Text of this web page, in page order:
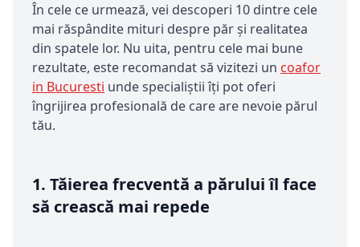
În cele ce urmează, vei descoperi 10 dintre cele
mai răspândite mituri despre păr și realitatea
din spatele lor. Nu uita, pentru cele mai bune
rezultate, este recomandat să vizitezi un coafor
in Bucuresti unde specialiștii îți pot oferi
îngrijirea profesională de care are nevoie părul
tău.
1. Tăierea frecventă a părului îl face
să crească mai repede